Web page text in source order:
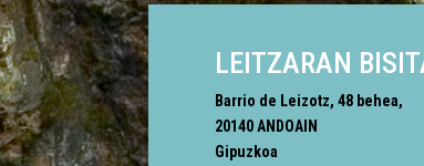
LEITZARAN
Barrio de Leizotz, 48 behea,
20140 ANDOAIN
Gipuzkoa